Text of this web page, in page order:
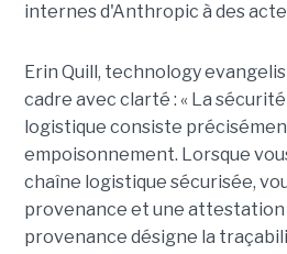
internes d'Anthropic à des
Erin Quill, technology
cadre avec clarté : « La
logistique consiste
empoisonnement. Lorsque
chaîne logistique sécurisée,
provenance et une attestation
provenance désigne la